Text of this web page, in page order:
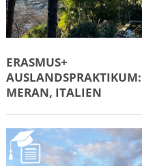
ERASMUS+
AUSLANDSPRAKTIKUM:
LISSABON, PORTUGAL
ERASMUS+
AUSLANDSPRAKTIKUM:
MALLORCA, SPANIEN